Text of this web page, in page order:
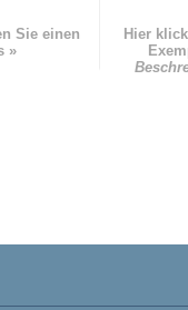
Sie einen
»
Hier